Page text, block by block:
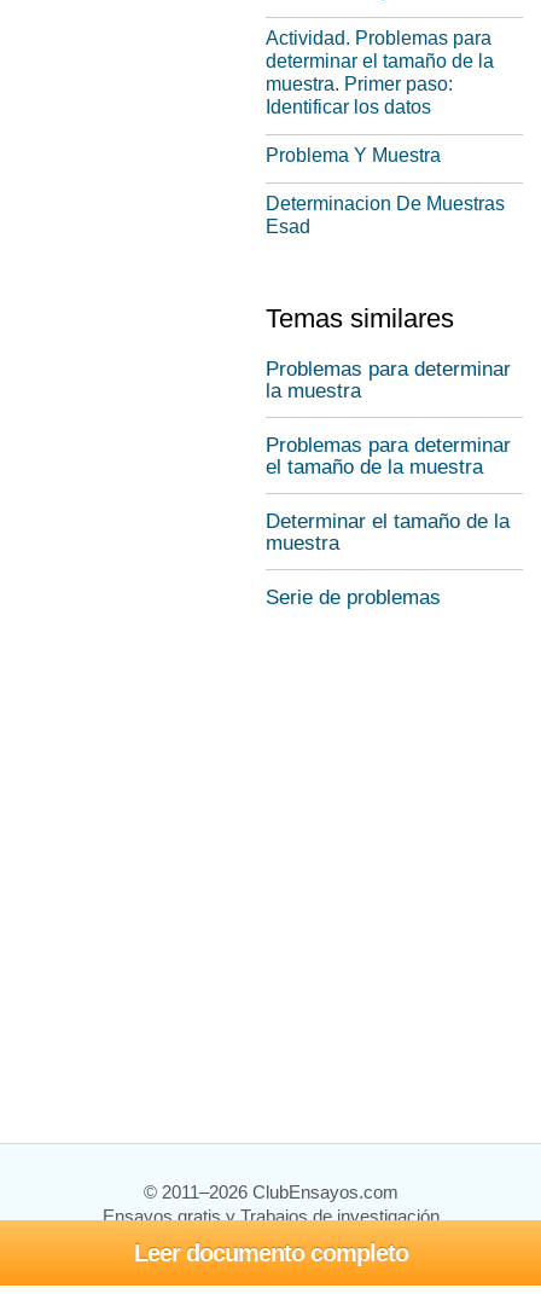
Leer documento completo
Actividad. Problemas para
determinar el tamaño de la
muestra. Primer paso:
Identificar los datos
Problema Y Muestra
Determinacion De Muestras
Esad
Temas similares
Problemas para determinar
la muestra
Problemas para determinar
el tamaño de la muestra
Determinar el tamaño de la
muestra
Serie de problemas
© 2011–2026 ClubEnsayos.com
Ensayos gratis y Trabajos de investigación